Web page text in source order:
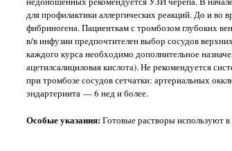
для профилактики аллергических реакций. До и
фибриногена. Пациенткам с тромбозом глубоких
в/в инфузии предпочтителен выбор сосудов
каждого курса необходимо дополнительное
ацетилсалициловая кислота). Не рекомендуется
при тромбозе сосудов сетчатки: артериальных
эндартериита — 6 нед и более.
Особые указания:Готовые растворы используют